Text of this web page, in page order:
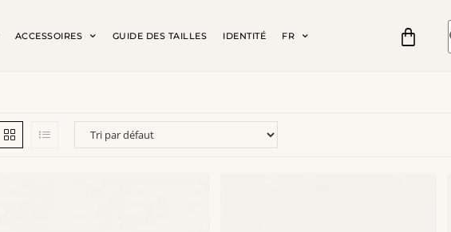
ACCESSOIRES GUIDE DES TAILLES IDENTITÉ FR